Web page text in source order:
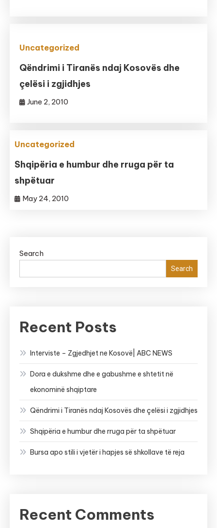
Uncategorized
Qëndrimi i Tiranës ndaj Kosovës dhe
çelësi i zgjidhjes
June 2, 2010
Uncategorized
Shqipëria e humbur dhe rruga për ta
shpëtuar
May 24, 2010
Search
Search
Recent Posts
Interviste – Zgjedhjet ne Kosovë| ABC NEWS
Dora e dukshme dhe e gabushme e shtetit në
ekonominë shqiptare
Qëndrimi i Tiranës ndaj Kosovës dhe çelësi i zgjidhjes
Shqipëria e humbur dhe rruga për ta shpëtuar
Bursa apo stili i vjetër i hapjes së shkollave të reja
Recent Comments